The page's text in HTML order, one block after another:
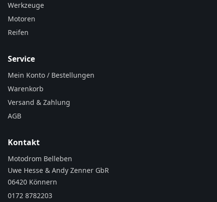
Werkzeuge
Motoren
Reifen
Service
Mein Konto / Bestellungen
Warenkorb
Versand & Zahlung
AGB
Kontakt
Motodrom Belleben
Uwe Hesse & Andy Zenner GbR
06420 Könnern
0172 8782203